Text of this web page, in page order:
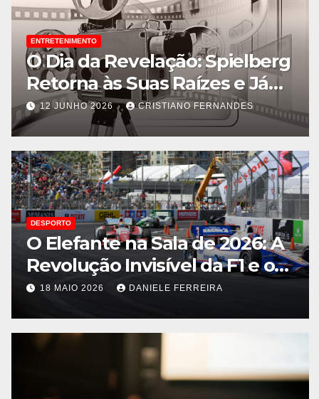
ENTRETENIMENTO
O Dia da Revelação: Spielberg
Retorna às Suas Raízes e Já
Fatura Alto nas Bilheterias
Globais
12 JUNHO 2026 CRISTIANO FERNANDES
DESPORTO
O Elefante na Sala de 2026: A
Revolução Invisível da F1 e o
Flerte de Lando Norris com a
18 MAIO 2026 DANIELE FERREIRA